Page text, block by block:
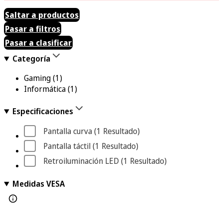
Saltar a productos
Pasar a filtros
Pasar a clasificar
Categoría
Gaming(1)
Informática(1)
Especificaciones
Pantalla curva (1 Resultado)
Pantalla táctil (1 Resultado)
Retroiluminación LED (1 Resultado)
Medidas VESA